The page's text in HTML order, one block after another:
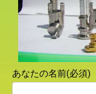
あなたの名前(必須)